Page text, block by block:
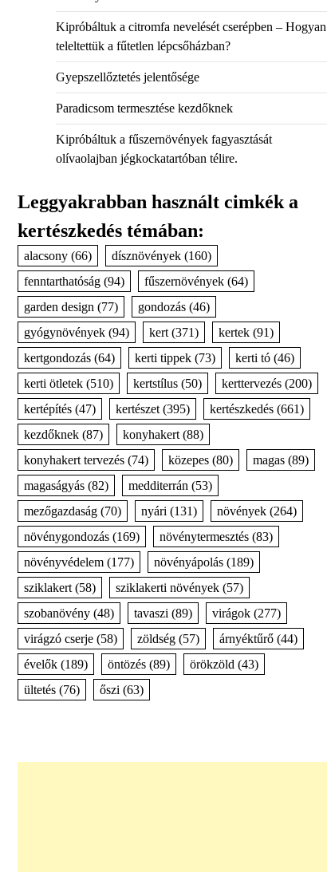
Kipróbáltuk a citromfa nevelését cserépben – Hogyan
teleltettük a fűtetlen lépcsőházban?
Gyepszellőztetés jelentősége
Paradicsom termesztése kezdőknek
Kipróbáltuk a fűszernövények fagyasztását
olívaolajban jégkockatartóban télire.
Leggyakrabban használt cimkék a
kertészkedés témában:
alacsony(66) dísznövények(160)
fenntarthatóság(94) fűszernövények(64)
garden design (77) gondozás(46)
gyógynövények(94) kert(371) kertek(91)
kertgondozás(64) kerti tippek(73) kerti tó(46)
kerti ötletek(510) kertstílus(50) kerttervezés(200)
kertépítés(47) kertészet(395) kertészkedés(661)
kezdőknek(87) konyhakert(88)
konyhakert tervezés(74) közepes(80) magas(89)
magaságyás(82) medditerrán (53)
mezőgazdaság(70) nyári (131) növények(264)
növénygondozás(169) növénytermesztés(83)
növényvédelem(177) növényápolás(189)
sziklakert(58) sziklakerti növények(57)
szobanövény(48) tavaszi (89) virágok(277)
virágzó cserje(58) zöldség(57) árnyéktűrő(44)
évelők(189) öntözés(89) örökzöld (43)
ültetés(76) őszi (63)